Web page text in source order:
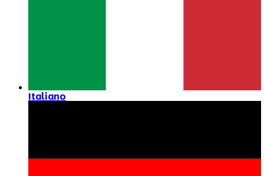
Italiano